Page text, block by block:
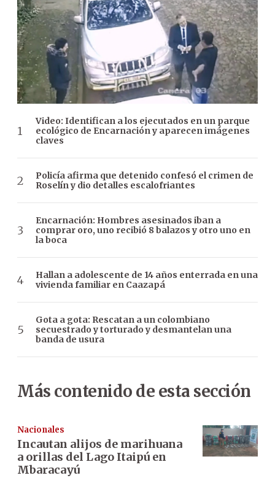
Video: Identifican a los ejecutados en un parque
ecológico de Encarnación y aparecen imágenes
claves
Policía afirma que detenido confesó el crimen de
Roselín y dio detalles escalofriantes
Encarnación: Hombres asesinados iban a
comprar oro, uno recibió 8 balazos y otro uno en
la boca
Hallan a adolescente de 14 años enterrada en una
vivienda familiar en Caazapá
Gota a gota: Rescatan a un colombiano
secuestrado y torturado y desmantelan una
banda de usura
Más contenido de esta sección
Nacionales
Incautan alijos de marihuana
a orillas del Lago Itaipú en
Mbaracayú